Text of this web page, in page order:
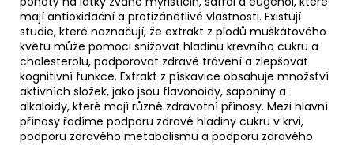
mají antioxidační a protizánětlivé vlastnosti. Existují
studie, které naznačují, že extrakt z plodů muškátového
květu může pomoci snižovat hladinu krevního cukru a
cholesterolu, podporovat zdravé trávení a zlepšovat
kognitivní funkce. Extrakt z pískavice obsahuje množství
aktivních složek, jako jsou flavonoidy, saponiny a
alkaloidy, které mají různé zdravotní přínosy. Mezi hlavní
přínosy řadíme podporu zdravé hladiny cukru v krvi,
podporu zdravého metabolismu a podporu zdravého